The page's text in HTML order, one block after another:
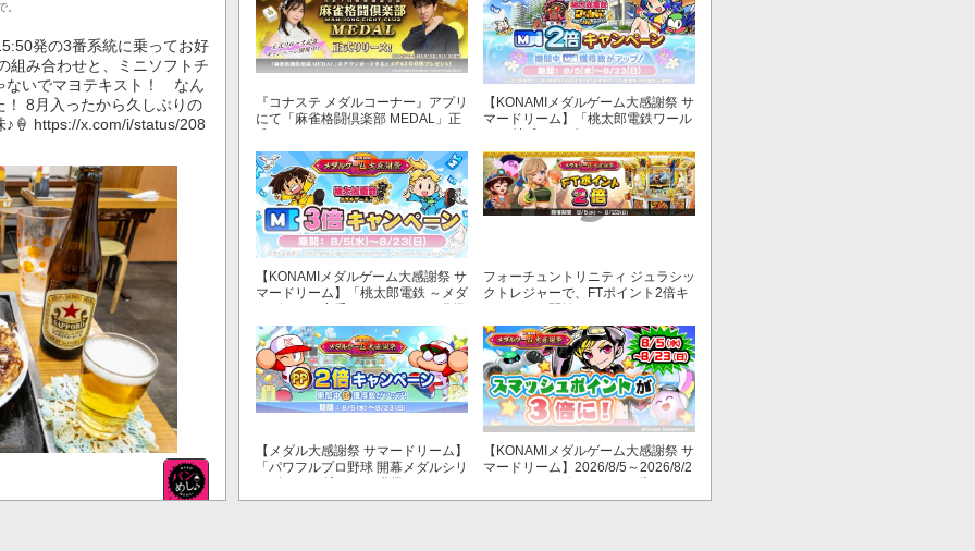
。
発の3番系統に乗ってお好
組み合わせと、ミニソフトチ
いでマヨテキスト！ なん
8月入ったから久しぶりの
https://x.com/i/status/208
『コナステ メダルコーナー』アプリ
にて「麻雀格闘倶楽部 MEDAL」正
【KONAMIメダルゲーム大感謝祭 サ
マードリーム】「桃太郎電鉄ワール
～」でマイル獲得数が2倍！
【KONAMIメダルゲーム大感謝祭 サ
マードリーム】「桃太郎電鉄 ～メダ
数が3倍！
フォーチュントリニティ ジュラシッ
クトレジャーで、FTポイント2倍キ
【メダル大感謝祭 サマードリーム】
「パワフルプロ野球 開幕メダルシリ
が2倍！
【KONAMIメダルゲーム大感謝祭 サ
マードリーム】2026/8/5～2026/8/2